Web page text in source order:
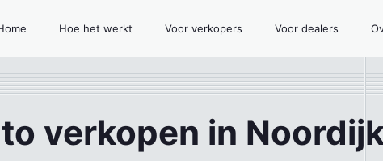
Hoe het werkt Voor verkopers Voor dealers
verkopen in